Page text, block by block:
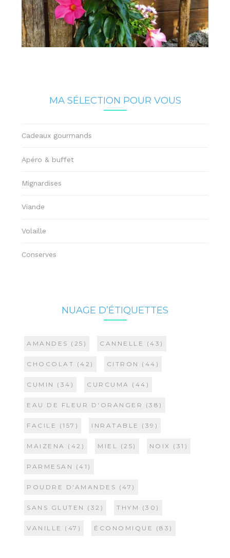
MA SÉLECTION POUR VOUS
Cadeaux gourmands
Apéro & buffet
Mignardises
Viande
Volaille
Conserves
NUAGE D’ÉTIQUETTES
AMANDES (25) CANNELLE (43)
CHOCOLAT (42) CITRON (44)
CUMIN (34) CURCUMA (44)
EAU DE FLEUR D'ORANGER (38)
FACILE (157) INRATABLE (39)
MAIZENA (42) MIEL (25) NOIX (31)
PARMESAN (41)
POUDRE D'AMANDES (47)
SANS GLUTEN (32) THYM (30)
VANILLE (47) ÉCONOMIQUE (83)